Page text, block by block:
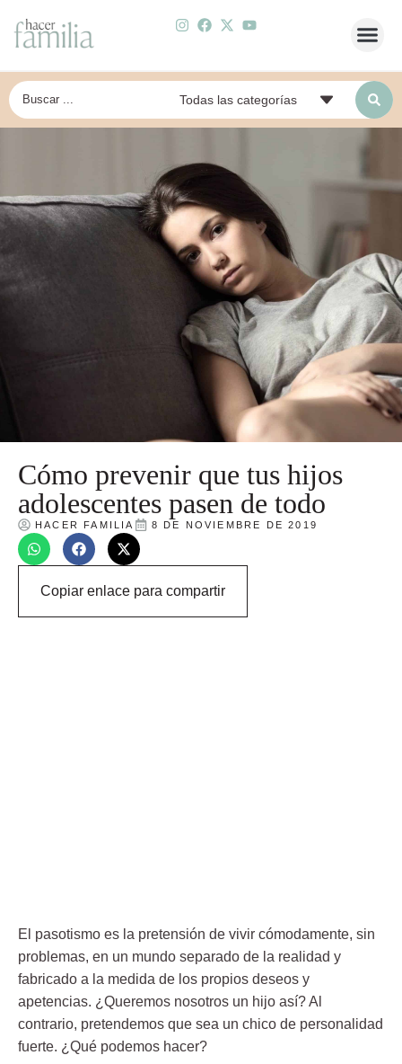
Cómo prevenir que tus hijos
adolescentes pasen de todo
HACER FAMILIA 8 DE NOVIEMBRE DE 2019
Copiar enlace para compartir
El pasotismo es la pretensión de vivir cómodamente, sin
problemas, en un mundo separado de la realidad y
fabricado a la medida de los propios deseos y
apetencias. ¿Queremos nosotros un hijo así? Al
contrario, pretendemos que sea un chico de personalidad
fuerte. ¿Qué podemos hacer?